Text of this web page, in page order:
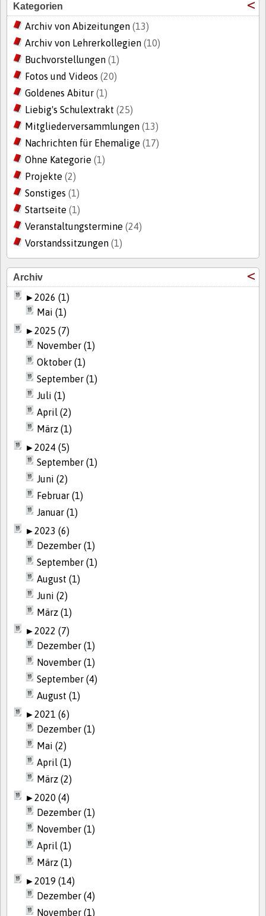
Kategorien
Archiv von Abizeitungen (13)
Archiv von Lehrerkollegien (10)
Buchvorstellungen (1)
Fotos und Videos (20)
Goldenes Abitur (1)
Liebig's Schulextrakt (25)
Mitgliederversammlungen (13)
Nachrichten für Ehemalige (17)
Ohne Kategorie (1)
Projekte (2)
Sonstiges (1)
Startseite (1)
Veranstaltungstermine (24)
Vorstandssitzungen (1)
Archiv
►2026 (1)
Mai (1)
►2025 (7)
November (1)
Oktober (1)
September (1)
Juli (1)
April (2)
März (1)
►2024 (5)
September (1)
Juni (2)
Februar (1)
Januar (1)
►2023 (6)
Dezember (1)
September (1)
August (1)
Juni (2)
März (1)
►2022 (7)
Dezember (1)
November (1)
September (4)
August (1)
►2021 (6)
Dezember (1)
Mai (2)
April (1)
März (2)
►2020 (4)
Dezember (1)
November (1)
April (1)
März (1)
►2019 (14)
Dezember (4)
November (1)